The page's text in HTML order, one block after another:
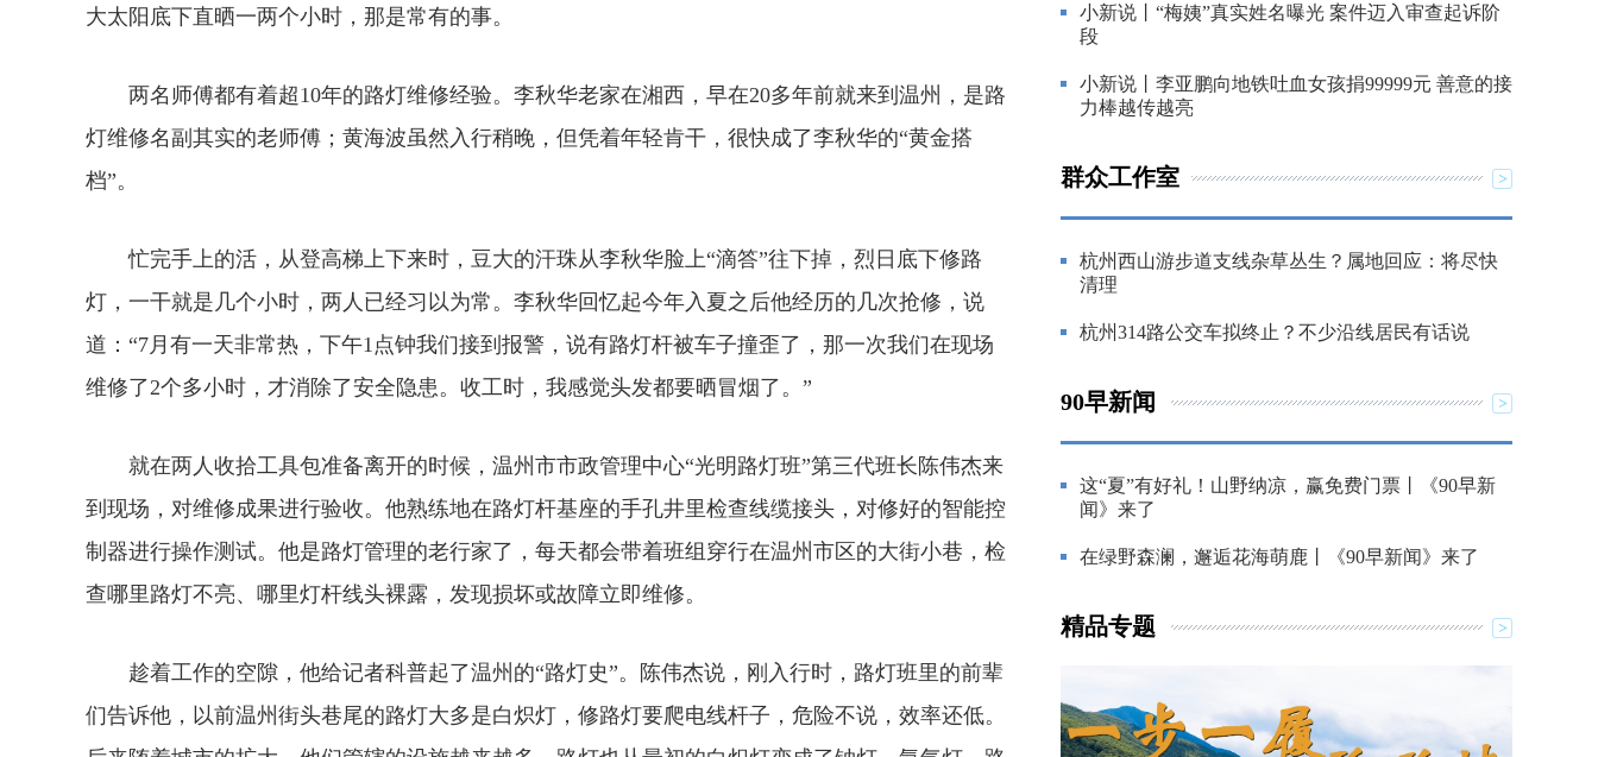
大太阳底下直晒一两个小时，那是常有的事。
两名师傅都有着超10年的路灯维修经验。李秋华老家在湘西，早在20多年前就来到温州，是路
灯维修名副其实的老师傅；黄海波虽然入行稍晚，但凭着年轻肯干，很快成了李秋华的“黄金搭
档”。
忙完手上的活，从登高梯上下来时，豆大的汗珠从李秋华脸上“滴答”往下掉，烈日底下修路
灯，一干就是几个小时，两人已经习以为常。李秋华回忆起今年入夏之后他经历的几次抢修，说
道：“7月有一天非常热，下午1点钟我们接到报警，说有路灯杆被车子撞歪了，那一次我们在现场
维修了2个多小时，才消除了安全隐患。收工时，我感觉头发都要晒冒烟了。”
就在两人收拾工具包准备离开的时候，温州市市政管理中心“光明路灯班”第三代班长陈伟杰来
到现场，对维修成果进行验收。他熟练地在路灯杆基座的手孔井里检查线缆接头，对修好的智能控
制器进行操作测试。他是路灯管理的老行家了，每天都会带着班组穿行在温州市区的大街小巷，检
查哪里路灯不亮、哪里灯杆线头裸露，发现损坏或故障立即维修。
趁着工作的空隙，他给记者科普起了温州的“路灯史”。陈伟杰说，刚入行时，路灯班里的前辈
们告诉他，以前温州街头巷尾的路灯大多是白炽灯，修路灯要爬电线杆子，危险不说，效率还低。
小新说丨“梅姨”真实姓名曝光 案件迈入审查起诉阶
段
小新说丨李亚鹏向地铁吐血女孩捐99999元 善意的接
力棒越传越亮
群众工作室
杭州西山游步道支线杂草丛生？属地回应：将尽快
清理
杭州314路公交车拟终止？不少沿线居民有话说
90早新闻
这“夏”有好礼！山野纳凉，赢免费门票丨《90早新
闻》来了
在绿野森澜，邂逅花海萌鹿丨《90早新闻》来了
精品专题